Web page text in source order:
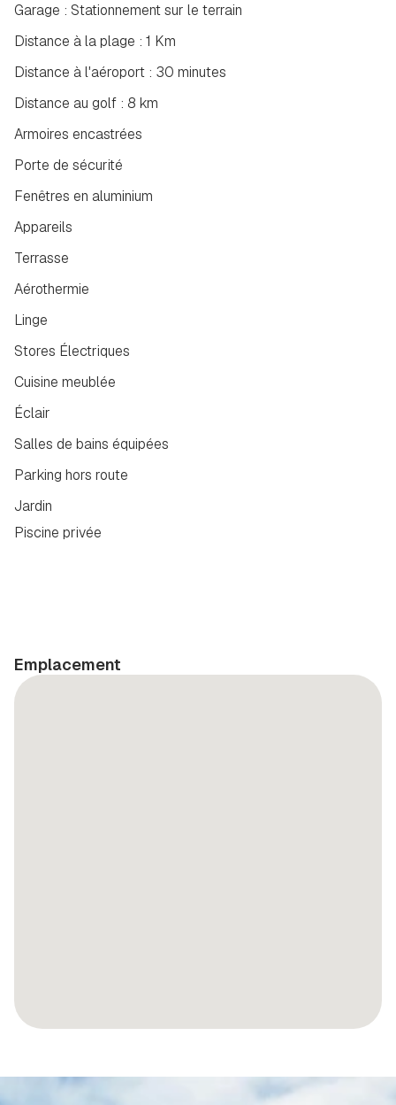
Garage : Stationnement sur le terrain
Distance à la plage : 1 Km
Distance à l'aéroport : 30 minutes
Distance au golf : 8 km
Armoires encastrées
Porte de sécurité
Fenêtres en aluminium
Appareils
Terrasse
Aérothermie
Linge
Stores Électriques
Cuisine meublée
Éclair
Salles de bains équipées
Parking hors route
Jardin
Piscine privée
Emplacement